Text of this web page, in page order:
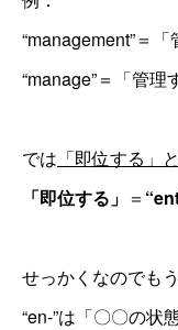
“management”＝
“manage”＝「管理
では 「即位する」
「即位する」 ＝
せっかくなのでも
“en-”は「〇〇の状